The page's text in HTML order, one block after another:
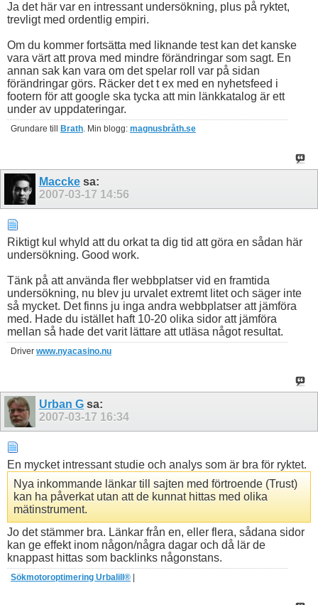
Ja det här var en intressant undersökning, plus på ryktet,
trevligt med ordentlig empiri.
Om du kommer fortsätta med liknande test kan det kanske
vara värt att prova med mindre förändringar som sagt. En
annan sak kan vara om det spelar roll var på sidan
förändringar görs. Räcker det t ex med en nyhetsfeed i
footern för att google ska tycka att min länkkatalog är ett
under av uppdateringar.
Grundare till Brath. Min blogg: magnusbråth.se
Maccke sa:
2007-03-17 14:56
Riktigt kul whyld att du orkat ta dig tid att göra en sådan här
undersökning. Good work.
Tänk på att använda fler webbplatser vid en framtida
undersökning, nu blev ju urvalet extremt litet och säger inte
så mycket. Det finns ju inga andra webbplatser att jämföra
med. Hade du istället haft 10-20 olika sidor att jämföra
mellan så hade det varit lättare att utläsa något resultat.
Driver www.nyacasino.nu
Urban G sa:
2007-03-17 16:34
En mycket intressant studie och analys som är bra för ryktet.
Nya inkommande länkar till sajten med förtroende (Trust)
kan ha påverkat utan att de kunnat hittas med olika
mätinstrument.
Jo det stämmer bra. Länkar från en, eller flera, sådana sidor
kan ge effekt inom någon/några dagar och då lär de
knappast hittas som backlinks någonstans.
Sökmotoroptimering Urbalill®